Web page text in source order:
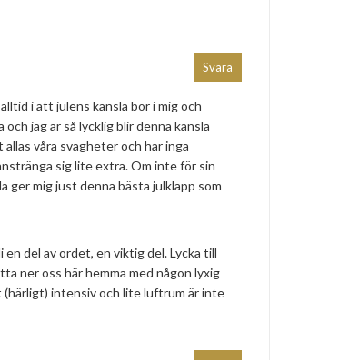
i att julens känsla bor i mig och
jag är så lycklig blir denna känsla
våra svagheter och har inga
sig lite extra. Om inte för sin
ger mig just denna bästa julklapp som
en del av ordet, en viktig del. Lycka till
ner oss här hemma med någon lyxig
(härligt) intensiv och lite luftrum är inte
Svara